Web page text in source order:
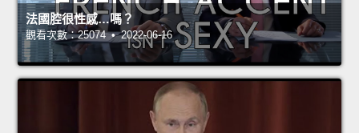
法國腔很性感…嗎？
觀看次數：25074 • 2022-06-16